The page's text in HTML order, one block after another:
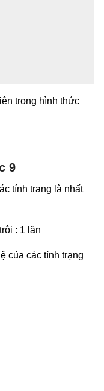
trong hình thức
9
tính trạng là nhất
: 1 lặn
của các tính trạng